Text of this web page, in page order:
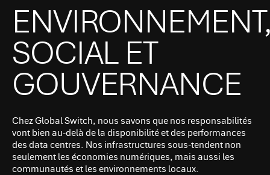
SOCIAL ET
GOUVERNANCE
Chez Global Switch, nous savons que nos responsabilités
vont bien au-delà de la disponibilité et des performances
des data centres. Nos infrastructures sous-tendent non
seulement les économies numériques, mais aussi les
communautés et les environnements locaux.